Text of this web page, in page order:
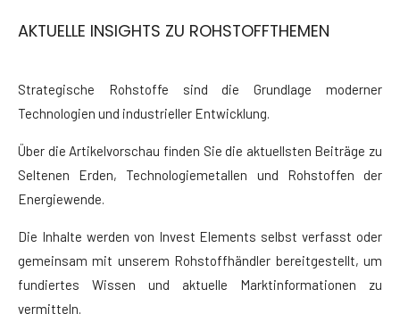
AKTUELLE INSIGHTS ZU ROHSTOFFTHEMEN
Strategische Rohstoffe sind die Grundlage moderner
Technologien und industrieller Entwicklung.
Über die Artikelvorschau finden Sie die aktuellsten Beiträge zu
Seltenen Erden, Technologiemetallen und Rohstoffen der
Energiewende.
Die Inhalte werden von Invest Elements selbst verfasst oder
gemeinsam mit unserem Rohstoffhändler bereitgestellt, um
fundiertes Wissen und aktuelle Marktinformationen zu
vermitteln.